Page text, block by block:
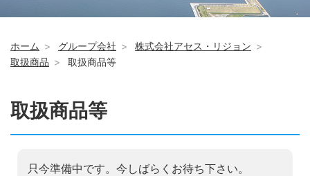
ホーム グループ会社
株式会社アセス・リジョン
取扱商品
取扱商品等
取扱商品等
只今準備中です。今しばらくお待ち下さい。